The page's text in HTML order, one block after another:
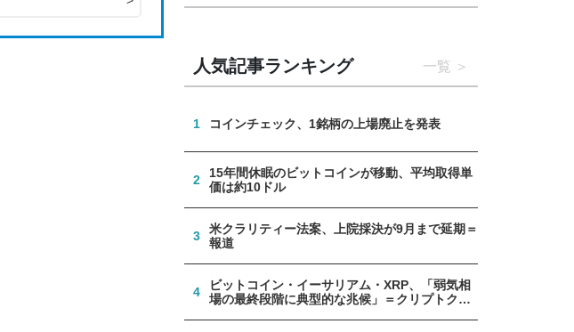
人気記事ランキング 一覧
1 コインチェック、1銘柄の上場廃止を発表
2
15年間休眠のビットコインが移動、平均取得単
価は約10ドル
3
米クラリティー法案、上院採決が9月まで延期＝
報道
4
ビットコイン・イーサリアム・XRP、「弱気相
場の最終段階に典型的な兆候」＝クリプトクア